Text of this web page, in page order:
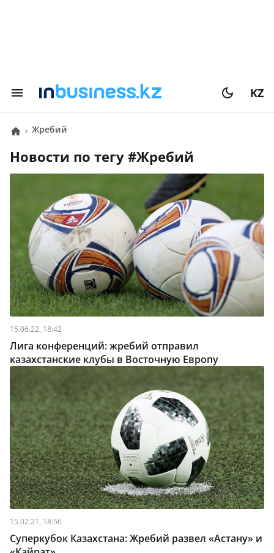
KZ
Жребий
Новости по тегу # Жребий
15.06.22, 18:42
Лига конференций: жребий отправил
казахстанские клубы в Восточную Европу
15.02.21, 18:56
Суперкубок Казахстана: Жребий развел «Астану» и